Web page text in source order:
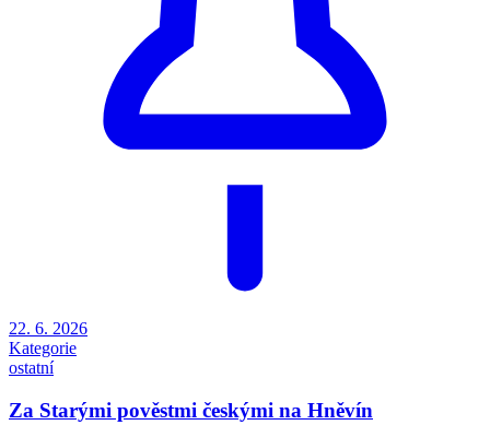
22. 6. 2026
Kategorie
ostatní
Za Starými pověstmi českými na Hněvín